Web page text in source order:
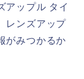
アップル タイ
レンズアップ
がみつかるか